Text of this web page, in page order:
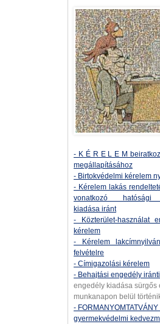
- K É R E L E M
megállapításához
- Birtokvédelmi kérelem
- Kérelem lakás
vonatkozó hatósági
kiadása iránt
- Közterület-használat
kérelem
- Kérelem
felvételre
- Címigazolási kérelem
- Behajtási engedély
engedély kiadása sürgős
munkanapon belül
-
gyermekvédelmi